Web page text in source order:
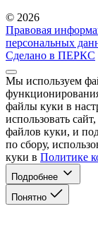
© 2026
Правовая
персональных
Сделано в ПЕРКС
Мы используем
файлы куки в
использовать
файлов куки, и
по сбору,
куки в Политике
Подробнее
Понятно